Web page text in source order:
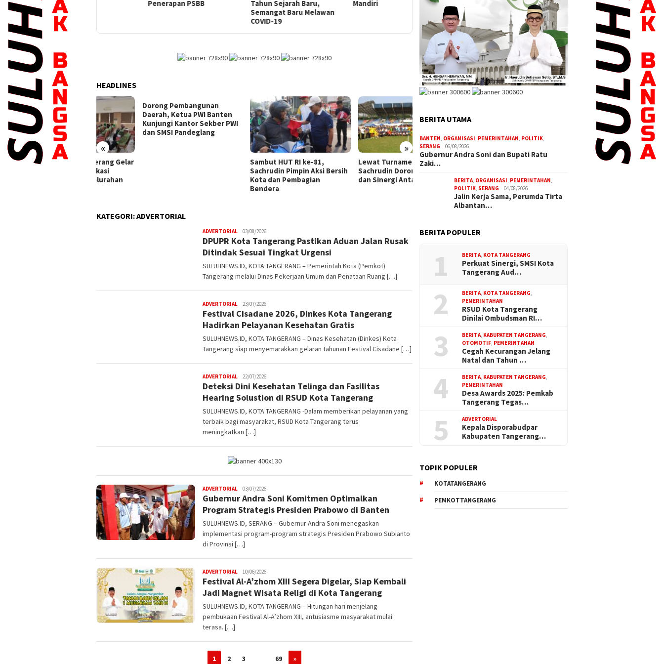
Penerapan PSBB
Tahun Sejarah Baru,
Semangat Baru Melawan
Mandiri
Periuk lakukan Sidang
Itsbat
Penerimaan
HEADLINES
« »
Kota Tangerang Gelar
Dorong Pembangunan
Daerah, Ketua PWI Banten
Kunjungi Kantor Sekber PWI
dan SMSI Pandeglang
Sambut HUT RI ke-81,
Sachrudin Pimpin Aksi Bersih
Kota dan Pembagian
Lewat Turnamen Sepak Bola,
Sachrudin Dorong Persatuan
dan Sinergi Antarlembaga
Siap Perkuat Pelayanan
Dinkes Kota Tangerang Gelar
Kecamatan dan Kelurahan
dan
KATEGORI:ADVERTORIAL
ADVERTORIAL W4nt0
03/08/2026
DPUPR Kota Tangerang Pastikan Aduan Jalan Rusak
Ditindak Sesuai Tingkat Urgensi
SULUHNEWS.ID, KOTA TANGERANG – Pemerintah Kota (Pemkot)
Tangerang melalui Dinas Pekerjaan Umum dan Penataan Ruang […]
ADVERTORIAL W4nt0
23/07/2026
Festival Cisadane 2026, Dinkes Kota Tangerang
Hadirkan Pelayanan Kesehatan Gratis
SULUHNEWS.ID, KOTA TANGERANG – Dinas Kesehatan (Dinkes) Kota
Tangerang siap menyemarakkan gelaran tahunan Festival Cisadane […]
ADVERTORIAL W4nt0
22/07/2026
Deteksi Dini Kesehatan Telinga dan Fasilitas
Hearing Solustion di RSUD Kota Tangerang
SULUHNEWS.ID, KOTA TANGERANG -Dalam memberikan pelayanan yang
terbaik bagi masyarakat, RSUD Kota Tangerang terus
meningkatkan […]
ADVERTORIAL W4nt0
03/07/2026
Gubernur Andra Soni Komitmen Optimalkan
Program Strategis Presiden Prabowo di Banten
SULUHNEWS.ID, SERANG – Gubernur Andra Soni menegaskan
implementasi program-program strategis Presiden Prabowo Subianto
di Provinsi […]
ADVERTORIAL W4nt0
10/06/2026
Festival Al-A’zhom XIII Segera Digelar, Siap Kembali
Jadi Magnet Wisata Religi di Kota Tangerang
SULUHNEWS.ID, KOTA TANGERANG – Hitungan hari menjelang
pembukaan Festival Al-A’zhom XIII, antusiasme masyarakat mulai
terasa. […]
1 2 3 69 »
BERITA UTAMA
BANTEN, ORGANISASI, PEMERINTAHAN, POLITIK,
SERANG
06/08/2026
Gubernur Andra Soni dan Bupati Ratu
Zaki…
BERITA, ORGANISASI, PEMERINTAHAN,
POLITIK, SERANG 04/08/2026
Jalin Kerja Sama, Perumda Tirta
Albantan…
BERITA POPULER
1 BERITA, KOTA TANGERANG
Perkuat Sinergi, SMSI Kota
Tangerang Aud…
2 BERITA, KOTA TANGERANG,
PEMERINTAHAN
RSUD Kota Tangerang
Dinilai Ombudsman RI…
3 BERITA, KABUPATEN TANGERANG,
OTOMOTIF, PEMERINTAHAN
Cegah Kecurangan Jelang
Natal dan Tahun …
4 BERITA, KABUPATEN TANGERANG,
PEMERINTAHAN
Desa Awards 2025: Pemkab
Tangerang Tegas…
5 ADVERTORIAL
Kepala Disporabudpar
Kabupaten Tangerang…
TOPIK POPULER
KOTATANGERANG
PEMKOTTANGERANG